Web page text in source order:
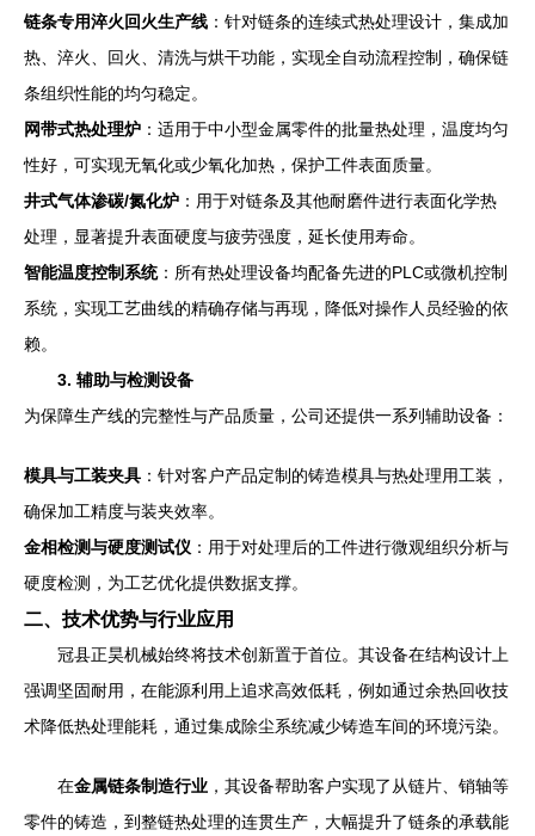
链条专用淬火回火生产线 ：针对链条的连续式热处理设计，集成加
热、淬火、回火、清洗与烘干功能，实现全自动流程控制，确保链
条组织性能的均匀稳定。
网带式热处理炉 ：适用于中小型金属零件的批量热处理，温度均匀
性好，可实现无氧化或少氧化加热，保护工件表面质量。
井式气体渗碳/氮化炉 ：用于对链条及其他耐磨件进行表面化学热
处理，显著提升表面硬度与疲劳强度，延长使用寿命。
智能温度控制系统：所有热处理设备均配备先进的PLC或微机控制
系统，实现工艺曲线的精确存储与再现，降低对操作人员经验的依
赖。
3. 辅助与检测设备
为保障生产线的完整性与产品质量，公司还提供一系列辅助设备：
模具与工装夹具 ：针对客户产品定制的铸造模具与热处理用工装，
确保加工精度与装夹效率。
金相检测与硬度测试仪 ：用于对处理后的工件进行微观组织分析与
硬度检测，为工艺优化提供数据支撑。
二、技术优势与行业应用
冠县正昊机械始终将技术创新置于首位。其设备在结构设计上
强调坚固耐用，在能源利用上追求高效低耗，例如通过余热回收技
术降低热处理能耗，通过集成除尘系统减少铸造车间的环境污染。
在金属链条制造行业 ，其设备帮助客户实现了从链片、销轴等
零件的铸造，到整链热处理的连贯生产，大幅提升了链条的承载能